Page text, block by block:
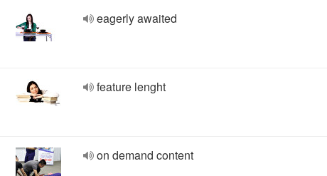
eagerly awaited
feature lenght
on demand content